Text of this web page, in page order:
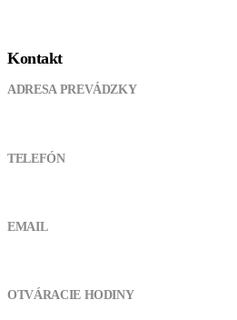
Kontakt
ADRESA PREVÁDZKY
TELEFÓN
EMAIL
OTVÁRACIE HODINY